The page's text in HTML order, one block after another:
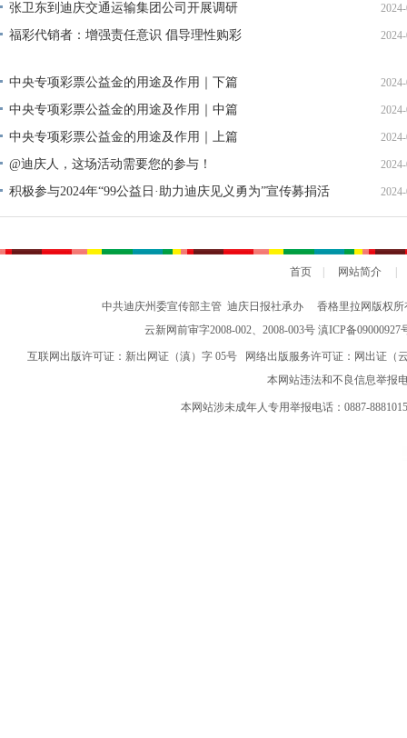
张卫东到迪庆交通运输集团公司开展调研
福彩代销者：增强责任意识 倡导理性购彩
中央专项彩票公益金的用途及作用｜下篇
中央专项彩票公益金的用途及作用｜中篇
中央专项彩票公益金的用途及作用｜上篇
@迪庆人，这场活动需要您的参与！
积极参与2024年“99公益日·助力迪庆见义勇为”宣传募捐活
动倡议书